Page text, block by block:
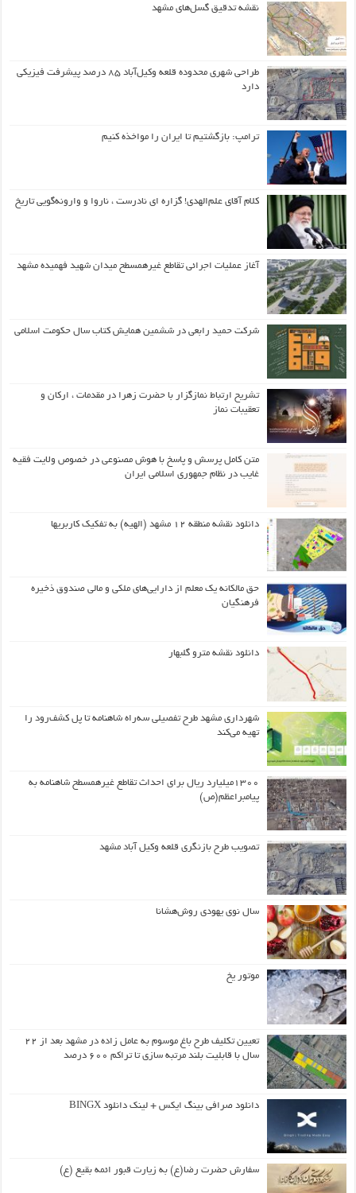
نقشه تدقیق گسل‌های مشهد
طراحی شهری محدوده قلعه وکیل‌آباد ۸۵ درصد پیشرفت فیزیکی
دارد
ترامپ: بازگشتیم تا ایران را مواخذه کنیم
کلام آقای علم‌الهدی! گزاره ای نادرست ، ناروا و وارونه‌گویی تاریخ
آغاز عملیات اجرائی تقاطع غیرهمسطح میدان شهید فهمیده مشهد
شرکت حمید رابعی در ششمین همایش کتاب سال حکومت اسلامی
تشریح ارتباط نمازگزار با حضرت زهرا در مقدمات ، ارکان و
تعقیبات نماز
متن کامل پرسش و پاسخ با هوش مصنوعی در خصوص ولایت فقیه
غایب در نظام جمهوری اسلامی ایران
دانلود نقشه منطقه ۱۲ مشهد (الهیه) به تفکیک کاربریها
حق مالکانه یک معلم از دارایی‌های ملکی و مالی صندوق ذخیره
فرهنگیان
دانلود نقشه مترو گلبهار
شهرداری مشهد طرح تفصیلی سه‌راه شاهنامه تا پل کشف‌رود را
تهیه می‌کند
۱۳۰۰میلیارد ریال برای احداث تقاطع غیرهمسطح شاهنامه به
پیامبراعظم(ص)
تصویب طرح بازنگری قلعه وکیل آباد مشهد
سال نوی یهودی روش‌هشانا
موتور یخ
تعیین تکلیف طرح باغ موسوم به عامل زاده در مشهد بعد از ۲۲
سال با قابلیت بلند مرتبه سازی تا تراکم ۶۰۰ درصد
دانلود صرافی بینگ ایکس + لینک دانلود BINGX
سفارش حضرت رضا(ع) به زیارت قبور ائمه بقیع (ع)